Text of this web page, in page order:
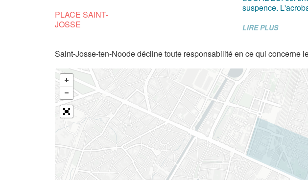
PLACE SAINT-
JOSSE
suspence.
LIRE PLUS
Saint-Josse-ten-Noode décline toute responsabilité en ce qui concerne